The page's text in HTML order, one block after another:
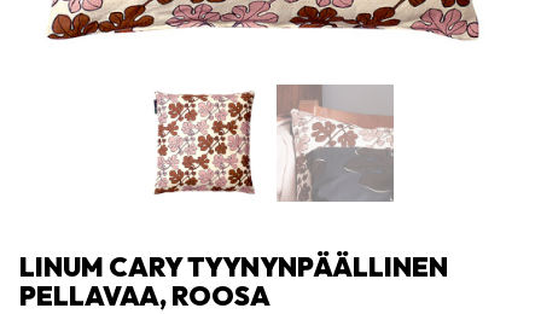
LINUM CARY TYYNYNPÄÄLLINEN
PELLAVAA, ROOSA